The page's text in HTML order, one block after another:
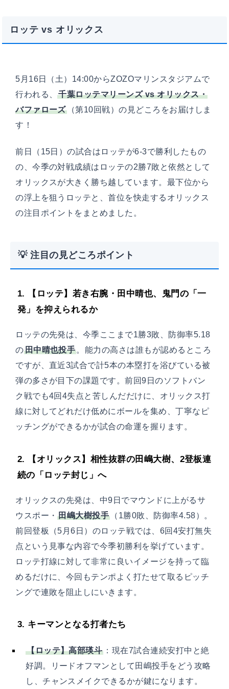
ロッテ vs オリックス
5月16日（土）14:00からZOZOマリンスタジアムで
行われる、千葉ロッテマリーンズ vs オリックス・
バファローズ（第10回戦）の見どころをお届けしま
す！
前日（15日）の試合はロッテが6-3で勝利したもの
の、今季の対戦成績はロッテの2勝7敗と依然として
オリックスが大きく勝ち越しています。最下位から
の浮上を狙うロッテと、首位を快走するオリックス
の注目ポイントをまとめました。
💡 注目の見どころポイント
1. 【ロッテ】若き右腕・田中晴也、鬼門の「一
発」を抑えられるか
ロッテの先発は、今季ここまで1勝3敗、防御率5.18
の田中晴也投手。能力の高さは誰もが認めるところ
ですが、直近3試合で計5本の本塁打を浴びている被
弾の多さが目下の課題です。前回9日のソフトバン
ク戦でも4回4失点と苦しんだだけに、オリックス打
線に対してどれだけ低めにボールを集め、丁寧なピ
ッチングができるかが試合の命運を握ります。
2. 【オリックス】相性抜群の田嶋大樹、2登板連
続の「ロッテ封じ」へ
オリックスの先発は、中9日でマウンドに上がるサ
ウスポー・田嶋大樹投手
（1勝0敗、防御率4.58）。
前回登板（5月6日）のロッテ戦では、6回4安打無失
点という見事な内容で今季初勝利を挙げています。
ロッテ打線に対して非常に良いイメージを持って臨
めるだけに、今回もテンポよく打たせて取るピッチ
ングで連敗を阻止しにいきます。
3. キーマンとなる打者たち
【ロッテ】高部瑛斗 ：現在7試合連続安打中と絶
好調。リードオフマンとして田嶋投手をどう攻略
し、チャンスメイクできるかが鍵になります。